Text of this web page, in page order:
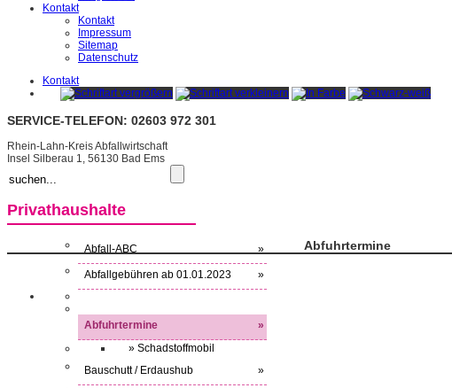
Kontakt
Kontakt
Impressum
Sitemap
Datenschutz
Kontakt
SERVICE-TELEFON: 02603 972 301
Rhein-Lahn-Kreis Abfallwirtschaft
Insel Silberau 1, 56130 Bad Ems
Privathaushalte
Abfall-ABC »
Abfallgebühren ab 01.01.2023 »
Abfuhrtermine
»
» Schadstoffmobil
Bauschutt / Erdaushub
»
Abfuhrtermine